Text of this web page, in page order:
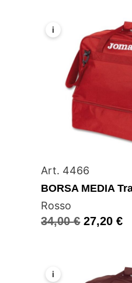
i
Art. 4466
BORSA MEDIA
Rosso
34,00€ 27,20€
i